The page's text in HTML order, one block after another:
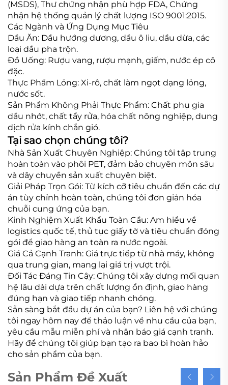
(MSDS), Thư chứng nhận phù hợp FDA, Chứng
nhận hệ thống quản lý chất lượng ISO 9001:2015.
Các Ngành và Ứng Dụng Mục Tiêu
Dầu Ăn: Dầu hướng dương, dầu ô liu, dầu dừa, các
loại dầu pha trộn.
Đồ Uống: Rượu vang, rượu mạnh, giấm, nước ép cô
đặc.
Thực Phẩm Lỏng: Xi-rô, chất làm ngọt dạng lỏng,
nước sốt.
Sản Phẩm Không Phải Thực Phẩm: Chất phụ gia
dầu nhớt, chất tẩy rửa, hóa chất nông nghiệp, dung
dịch rửa kính chắn gió.
Tại sao chọn chúng tôi?
Nhà Sản Xuất Chuyên Nghiệp: Chúng tôi tập trung
hoàn toàn vào phôi PET, đảm bảo chuyên môn sâu
và dây chuyền sản xuất chuyên biệt.
Giải Pháp Trọn Gói: Từ kích cỡ tiêu chuẩn đến các dự
án tùy chỉnh hoàn toàn, chúng tôi đơn giản hóa
chuỗi cung ứng của bạn.
Kinh Nghiệm Xuất Khẩu Toàn Cầu: Am hiểu về
logistics quốc tế, thủ tục giấy tờ và tiêu chuẩn đóng
gói để giao hàng an toàn ra nước ngoài.
Giá Cả Cạnh Tranh: Giá trực tiếp từ nhà máy, không
qua trung gian, mang lại giá trị vượt trội.
Đối Tác Đáng Tin Cậy: Chúng tôi xây dựng mối quan
hệ lâu dài dựa trên chất lượng ổn định, giao hàng
đúng hạn và giao tiếp nhanh chóng.
Sẵn sàng bắt đầu dự án của bạn? Liên hệ với chúng
tôi ngay hôm nay để thảo luận về nhu cầu của bạn,
yêu cầu mẫu miễn phí và nhận báo giá cạnh tranh.
Hãy để chúng tôi giúp bạn tạo ra bao bì hoàn hảo
cho sản phẩm của bạn.
Sản Phẩm Đề Xuất